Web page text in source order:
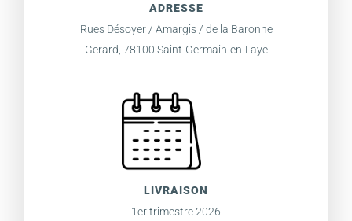
ADRESSE
Rues Désoyer / Amargis / de la Baronne
Gerard, 78100 Saint-Germain-en-Laye
LIVRAISON
1er trimestre 2026